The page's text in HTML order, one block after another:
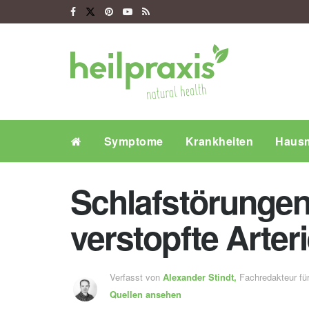
Symptome Krankheiten
verstopfte
Verfasst von Alexander Stindt, Fachredakteur
Quellen ansehen